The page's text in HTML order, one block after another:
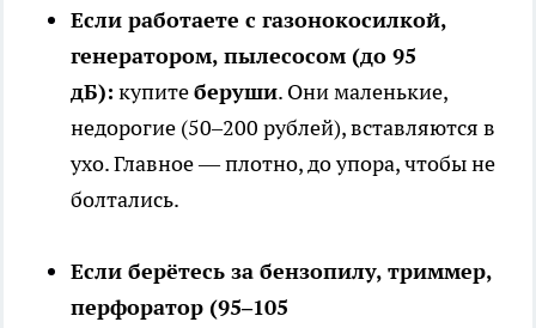
Если работаете с газонокосилкой,
генератором, пылесосом (до 95
дБ): купитеберуши. Они маленькие,
недорогие (50–200 рублей), вставляются в
ухо. Главное — плотно, до упора, чтобы не
болтались.
Если берётесь за бензопилу, триммер,
перфоратор (95–105